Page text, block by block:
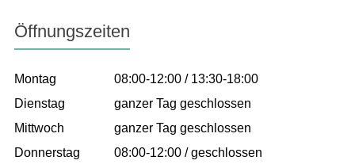
Öffnungszeiten
Montag
08:00-12:00 / 13:30-18:00
Dienstag
ganzer Tag geschlossen
Mittwoch
ganzer Tag geschlossen
Donnerstag
08:00-12:00 / geschlossen